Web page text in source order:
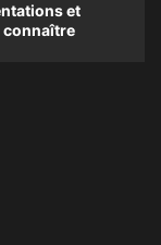
et
connaître